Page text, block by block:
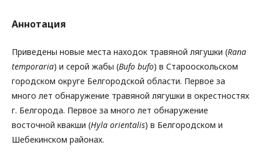
Аннотация
Приведены новые места находок травяной лягушки (Rana
temporaria) и серой жабы (Bufo bufo) в Старооскольском
городском округе Белгородской области. Первое за
много лет обнаружение травяной лягушки в окрестностях
г. Белгорода. Первое за много лет обнаружение
восточной квакши (Hyla orientalis) в Белгородском и
Шебекинском районах.